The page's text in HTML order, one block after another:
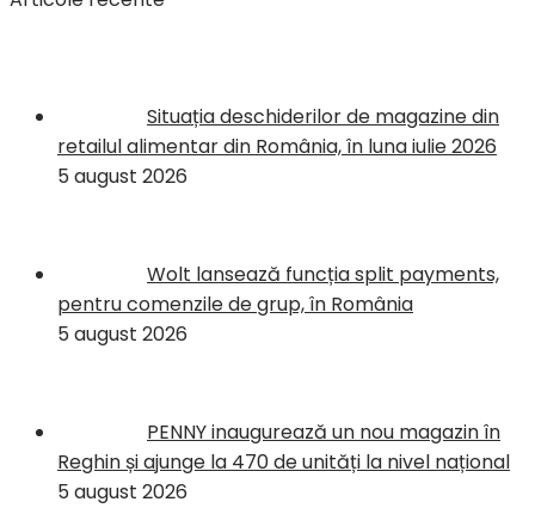
Situația deschiderilor de magazine din
retailul alimentar din România, în luna iulie 2026
5 august 2026
Wolt lansează funcția split payments,
pentru comenzile de grup, în România
5 august 2026
PENNY inaugurează un nou magazin în
Reghin și ajunge la 470 de unități la nivel național
5 august 2026